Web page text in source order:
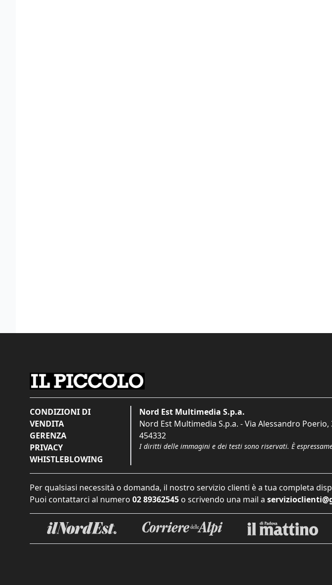
CONDIZIONI DI
VENDITA
GERENZA
PRIVACY
WHISTLEBLOWING
Nord Est Multimedia S.p.a.
Nord Est Multimedia S.p.a. - Via Alessandro Poerio,
454332
I diritti delle immagini e dei testi sono riservati. È
Per qualsiasi necessità o domanda, il nostro servizio clienti è a tua completa
Puoi contattarci al numero 02 89362545 o scrivendo una mail a